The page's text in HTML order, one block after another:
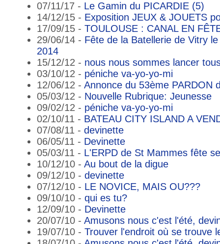
07/11/17 - Le Gamin du PICARDIE (5)
14/12/15 - Exposition JEUX & JOUETS
17/09/15 - TOULOUSE : CANAL EN
29/06/14 - Fête de la Batellerie de Vitry
2014
15/12/12 - nous nous sommes lancer
03/10/12 - péniche va-yo-yo-mi
12/06/12 - Annonce du 53ème PARDON
05/03/12 - Nouvelle Rubrique: Jeunesse
09/02/12 - péniche va-yo-yo-mi
02/10/11 - BATEAU CITY ISLAND A
07/08/11 - devinette
06/05/11 - Devinette
05/03/11 - L'ERPD de St Mammes fête
10/12/10 - Au bout de la digue
09/12/10 - devinette
07/12/10 - LE NOVICE, MAIS OU???
09/10/10 - qui es tu?
12/09/10 - Devinette
20/07/10 - Amusons nous c'est l'été,
19/07/10 - Trouver l'endroit où se trouve